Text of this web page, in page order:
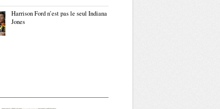
Harrison Ford n’est pas le seul Indiana
Jones